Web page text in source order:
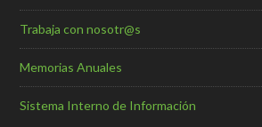
Trabaja con nosotr@s
Memorias Anuales
Sistema Interno de Información